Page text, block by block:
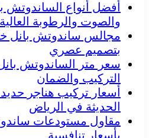
أفضل أنواع الساندوتش
والصوت والرطوبة العالية
مجالس ساندوتش بانل
بتصميم عصري
سعر متر الساندوتش
التركيب والضمان
أسعار تركيب هناجر
الحديثة في الرياض
مقاول مستودعات
بأسعار تنافسية